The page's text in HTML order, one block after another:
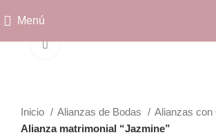
Menú
Clic para ampliar
Inicio Alianzas de Bodas
Alianzas con
Alianza matrimonial “Jazmine”